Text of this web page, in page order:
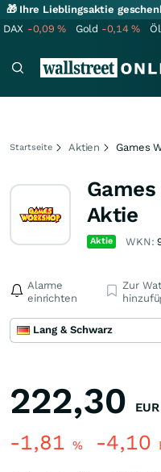
🎁 Ihre Lieblingsaktie
DAX -0,09% Gold -0,14%
Startseite Aktien Games
Aktie
Aktie WKN:
Alarme
einrichten
Zur
Lang & Schwarz
222,30 EUR
-1,81 % -4,10